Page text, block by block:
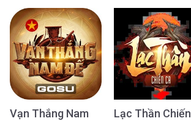
Vạn Thắng Nam
Lạc Thần Chiến